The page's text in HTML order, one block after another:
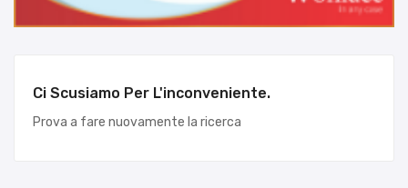
Ci Scusiamo Per L'inconveniente.
Prova a fare nuovamente la ricerca